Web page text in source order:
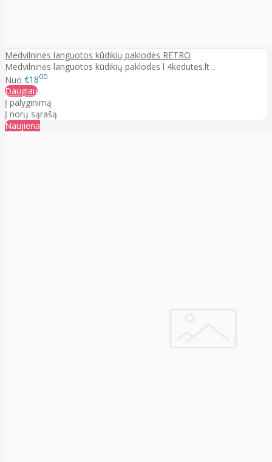
Medvilninės languotos kūdikių paklodės RETRO
Medvilninės languotos kūdikių paklodės l 4kedutes.lt ..
Nuo €1800
Daugiau
Į palyginimą
Į norų sąrašą
Naujiena